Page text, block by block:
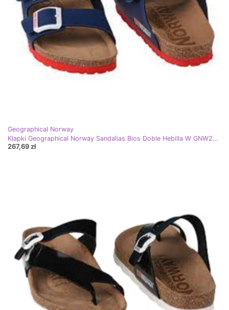
Geographical Norway
Klapki Geographical Norway Sandalias Bios Doble Hebilla W GNW20417-12 niebieskie
267,69 zł